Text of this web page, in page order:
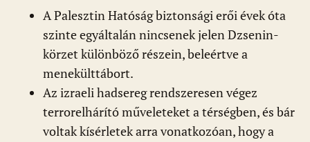
A Palesztin Hatóság biztonsági erői évek óta
szinte egyáltalán nincsenek jelen Dzsenin-
körzet különböző részein, beleértve a
menekülttábort.
Az izraeli hadsereg rendszeresen végez
terrorelhárító műveleteket a térségben, és bár
voltak kísérletek arra vonatkozóan, hogy a